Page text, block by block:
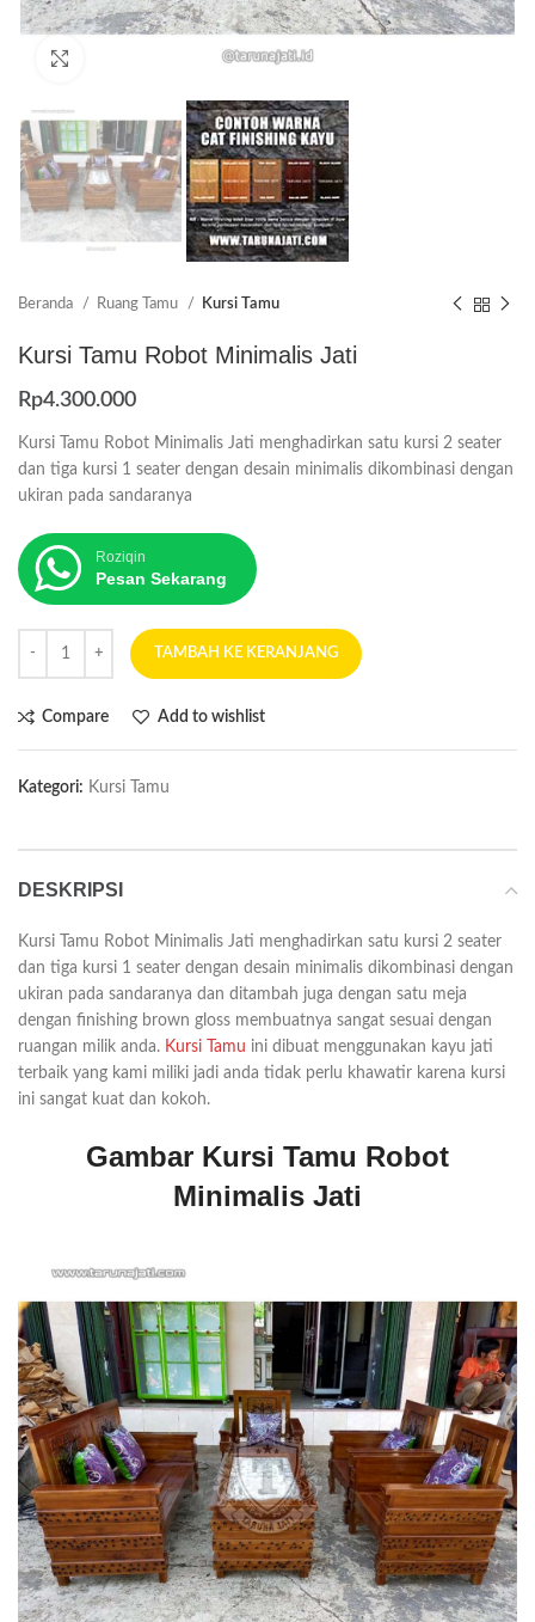
Beranda Ruang Tamu Kursi Tamu
Kursi Tamu Robot Minimalis Jati
Rp4.300.000
Kursi Tamu Robot Minimalis Jati menghadirkan satu kursi 2 seater
dan tiga kursi 1 seater dengan desain minimalis dikombinasi dengan
ukiran pada sandaranya
Roziqin
Pesan Sekarang
TAMBAH KE KERANJANG
Compare Add to wishlist
Kategori: Kursi Tamu
DESKRIPSI
Kursi Tamu Robot Minimalis Jati menghadirkan satu kursi 2 seater
dan tiga kursi 1 seater dengan desain minimalis dikombinasi dengan
ukiran pada sandaranya dan ditambah juga dengan satu meja
dengan finishing brown gloss membuatnya sangat sesuai dengan
ruangan milik anda. Kursi Tamu ini dibuat menggunakan kayu jati
terbaik yang kami miliki jadi anda tidak perlu khawatir karena kursi
ini sangat kuat dan kokoh.
Gambar Kursi Tamu Robot
Minimalis Jati